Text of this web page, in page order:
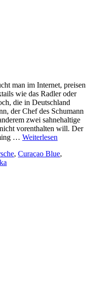
man im Internet, preisen
wie das Radler oder
die in Deutschland
der Chef des Schumann
zwei sahnehaltige
vorenthalten will. Der
… Weiterlesen
, Curaçao Blue,